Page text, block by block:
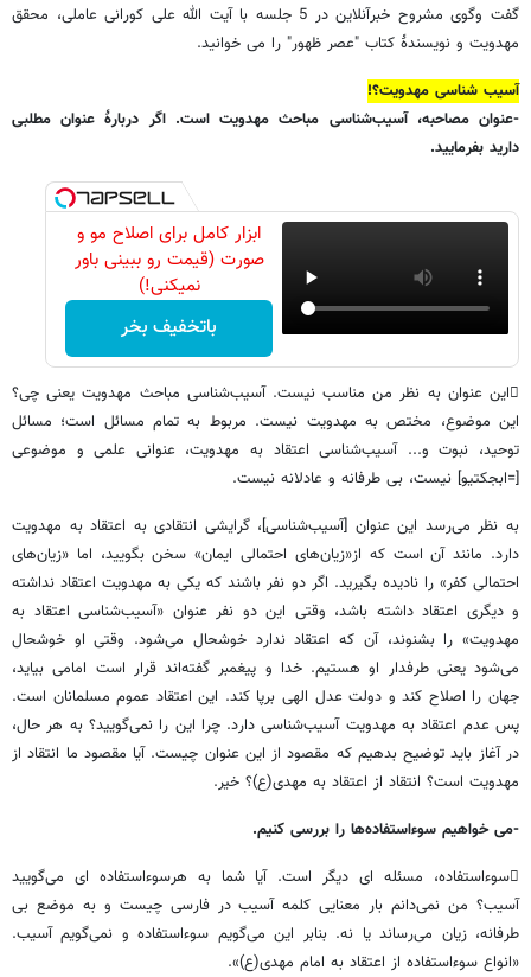
گفت وگوی مشروح خبرآنلاین در 5 جلسه با آیت الله علی کورانی عاملی، محقق
مهدویت و نویسندۀ کتاب "عصر ظهور" را می خوانید.
آسیب شناسی مهدویت؟!
-عنوان مصاحبه، آسیب‌شناسی مباحث مهدویت است. اگر دربارۀ عنوان مطلبی
دارید بفرمایید.
ابزار کامل برای اصلاح مو و
صورت (قیمت رو ببینی باور
نمیکنی!)
باتخفیف بخر
این عنوان به نظر من مناسب نیست. آسیب‌شناسی مباحث مهدویت یعنی چی؟
این موضوع، مختص به مهدویت نیست. مربوط به تمام مسائل است؛ مسائل
توحید، نبوت و... آسیب‌شناسی اعتقاد به مهدویت، عنوانی علمی و موضوعی
[=ابجکتیو] نیست، بی طرفانه و عادلانه نیست.
به نظر می‌رسد این عنوان [آسیب‌شناسی]، گرایشی انتقادی به اعتقاد به مهدویت
دارد. مانند آن است که از«زیان‌های احتمالی ایمان» سخن بگویید، اما «زیان‌های
احتمالی کفر» را نادیده بگیرید. اگر دو نفر باشند که یکی به مهدویت اعتقاد نداشته
و دیگری اعتقاد داشته باشد، وقتی این دو نفر عنوان «آسیب‌شناسی اعتقاد به
مهدویت» را بشنوند، آن که اعتقاد ندارد خوشحال می‌شود. وقتی او خوشحال
می‌شود یعنی طرفدار او هستیم. خدا و پیغمبر گفته‌اند قرار است امامی بیاید،
جهان را اصلاح کند و دولت عدل الهی برپا کند. این اعتقاد عموم مسلمانان است.
پس عدم اعتقاد به مهدویت آسیب‌شناسی دارد. چرا این را نمی‌گویید؟ به هر حال،
در آغاز باید توضیح بدهیم که مقصود از این عنوان چیست. آیا مقصود ما انتقاد از
مهدویت است؟ انتقاد از اعتقاد به مهدی(ع)؟ خیر.
-می خواهیم سوءاستفاده‌ها را بررسی کنیم.
سوءاستفاده، مسئله ای دیگر است. آیا شما به هرسوءاستفاده ای می‌گویید
آسیب؟ من نمی‌دانم بار معنایی کلمه آسیب در فارسى چیست و به موضع بی
طرفانه، زیان می‌رساند یا نه. بنابر این می‌گویم سوءاستفاده و نمى‌گویم آسیب.
«انواع سوءاستفاده از اعتقاد به امام مهدی(ع)».